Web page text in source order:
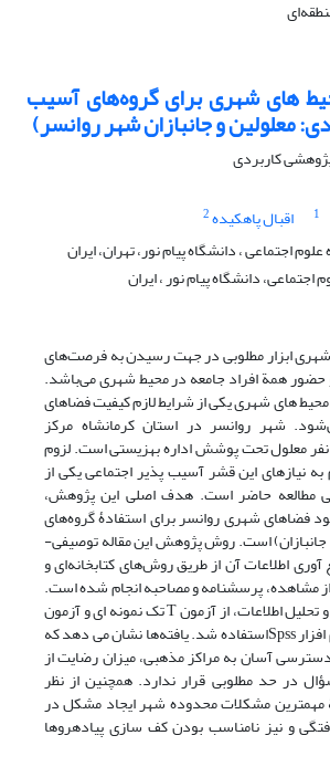
های شهری برای گروه‌های آسیب
معلولین و جانبازان شهر روانسر)
کاربردی
1 اقبال پاهکیده2
اجتماعی ، دانشگاه پیام نور، تهران، ایران
دانشگاه پیام نور ، ایران
ابزار مطلوبی در جهت رسیدن به فرصت‌های
و حضور همة افراد جامعه در محیط شهری می‌باشد.
های شهری یکی از شرایط لازم کیفیت فضاهای
شهر روانسر در استان کرمانشاه مرکز
مراودات حدود 700 نفر معلول تحت پوشش اداره بهزیستی است. لزوم
به نیازهای این قشر آسیب پذیر اجتماعی یکی از
مطالعه حاضر است. هدف اصلی این پژوهش،
فضاهای شهری روانسر برای استفادۀ گروه‌های
جانبازان) است. روش پژوهش این مقاله توصیفی-
اطلاعات آن از طریق روش‌های کتابخانه‌ای و
از مشاهده، پرسشنامه و مصاحبه انجام شده است.
همچنین برای تجزیه و تحلیل اطلاعات، از آزمون T تک نمونه ای و آزمون
فریدمن از طریق نرم افزار Spssاستفاده شد. یافته‌ها نشان می دهد که
آسان به مراکز مذهبی، میزان رضایت از
در حد مطلوبی قرار ندارد. همچنین از نظر
مهمترین مشکلات محدوده شهر ایجاد مشکل در
پیاده‌رو مواقع آبگرفتگی و نیز نامناسب بودن کف سازی پیاده‎روها